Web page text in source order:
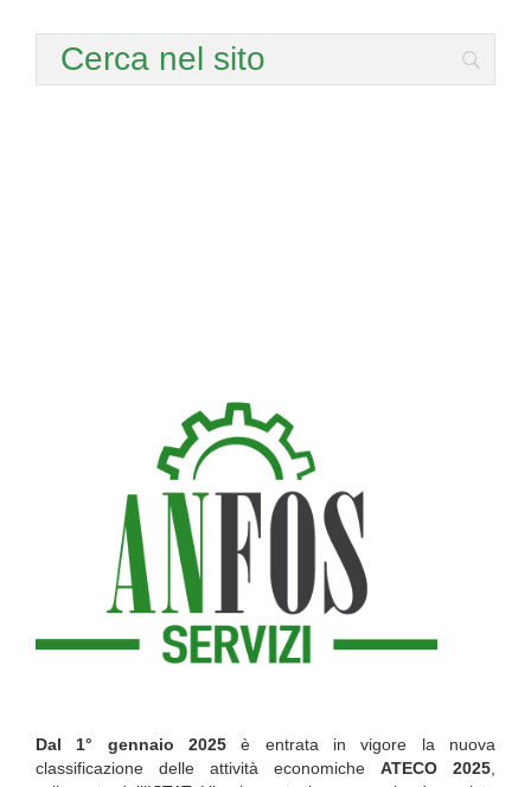
Dal 1° gennaio 2025 è entrata in vigore la nuova
classificazione delle attività economiche ATECO 2025,